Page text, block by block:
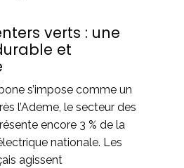
verts : une
et
s’impose comme un
l’Ademe, le secteur des
encore 3 % de la
nationale. Les
agissent